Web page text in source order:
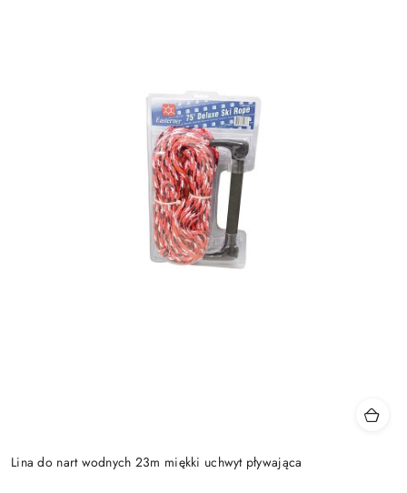
Lina do nart wodnych 23m miękki uchwyt pływająca